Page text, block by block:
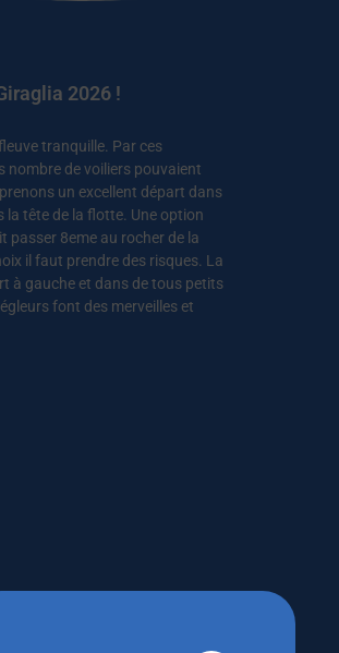
2026 !
tranquille. Par ces
nombre de voiliers pouvaient
un excellent départ dans
la tête de la flotte. Une option
passer 8eme au rocher de la
il faut prendre des risques. La
à gauche et dans de tous petits
font des merveilles et